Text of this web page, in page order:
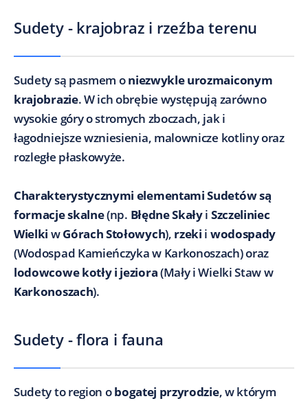
Sudety - krajobraz i rzeźba terenu
Sudety są pasmem oniezwykle urozmaiconym
krajobrazie. W ich obrębie występują zarówno
wysokie góry o stromych zboczach, jak i
łagodniejsze wzniesienia, malownicze kotliny oraz
rozległe płaskowyże.
Charakterystycznymi elementami Sudetów są
formacje skalne(np. Błędne Skałyi Szczeliniec
Wielki wGórach Stołowych), rzeki i wodospady
(Wodospad Kamieńczyka w Karkonoszach) oraz
lodowcowe kotły i jeziora(Mały i Wielki Staw w
Karkonoszach).
Sudety - flora i fauna
Sudety to region obogatej przyrodzie, w którym